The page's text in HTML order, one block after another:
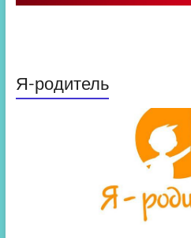
Я-родитель